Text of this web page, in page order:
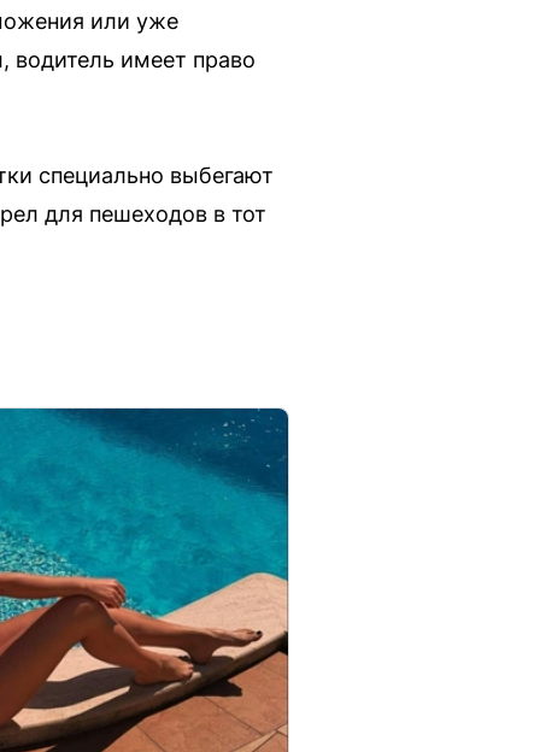
или уже
водитель имеет право
специально выбегают
для пешеходов в тот